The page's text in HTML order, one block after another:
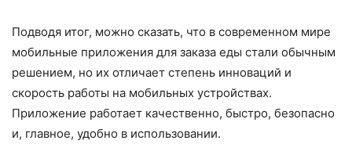
Подводя итог, можно сказать, что в современном мире
мобильные приложения для заказа еды стали обычным
решением, но их отличает степень инноваций и
скорость работы на мобильных устройствах.
Приложение работает качественно, быстро, безопасно
и, главное, удобно в использовании.